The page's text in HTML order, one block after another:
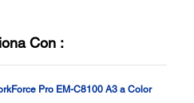
Con :
Pro EM-C8100 A3 a Color